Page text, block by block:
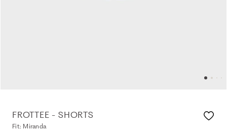
FROTTEE - SHORTS
Fit: Miranda